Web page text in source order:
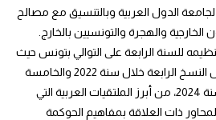
لجامعة الدول العربية وبالتنسيق مع مصالح
والهجرة والتونسيين بالخارج.
للسنة الرابعة على التوالي بتونس حيث
سبق للمدرسة احتضان أشغال النسخ الرابعة خلال سنة 2022 والخامسة
خلال سنة 2023 والسادسة سنة 2024، من أبرز الملتقيات العربية التي
ذات العلاقة بمفاهيم الحوكمة